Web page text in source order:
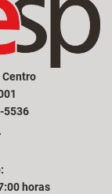
Centro
5536
horas